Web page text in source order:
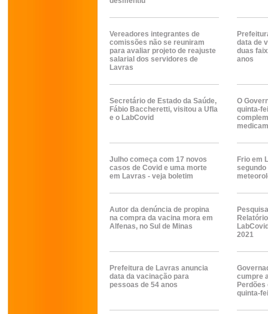
Vereadores integrantes de
comissões não se reuniram
para avaliar projeto de reajuste
salarial dos servidores de
Lavras
data de
duas
anos
Secretário de Estado da Saúde,
Fábio Baccheretti, visitou a Ufla
e o LabCovid
O
quinta-
Julho começa com 17 novos
casos de Covid e uma morte
em Lavras - veja boletim
Frio em
Autor da denúncia de propina
na compra da vacina mora em
Alfenas, no Sul de Minas
2021
Prefeitura de Lavras anuncia
data da vacinação para
pessoas de 54 anos
cumpre
Perdões
quinta-